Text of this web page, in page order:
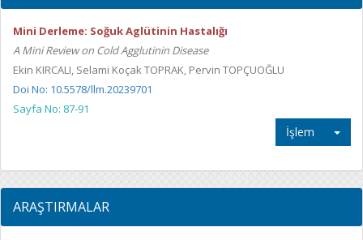
Mini Derleme: Soğuk Aglütinin Hastalığı
A Mini Review on Cold Agglutinin Disease
Ekin KIRCALI, Selami Koçak TOPRAK, Pervin TOPÇUOĞLU
Doi No: 10.5578/llm.20239701
Sayfa No: 87-91
İşlem
ARAŞTIRMALAR